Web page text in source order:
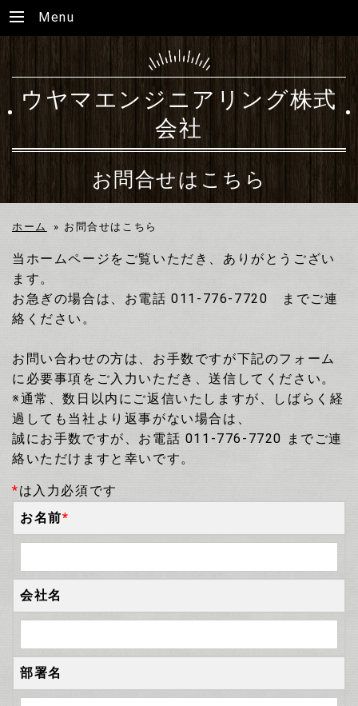
Menu
ウヤマエンジニアリング株式
会社
お問合せはこちら
ホーム » お問合せはこちら
当ホームページをご覧いただき、ありがとうござい
ます。
お急ぎの場合は、お電話 011-776-7720 までご連
絡ください。
お問い合わせの方は、お手数ですが下記のフォーム
に必要事項をご入力いただき、送信してください。
※通常、数日以内にご返信いたしますが、しばらく経
過しても当社より返事がない場合は、
誠にお手数ですが、お電話 011-776-7720 までご連
絡いただけますと幸いです。
*は入力必須です
お名前*
会社名
部署名